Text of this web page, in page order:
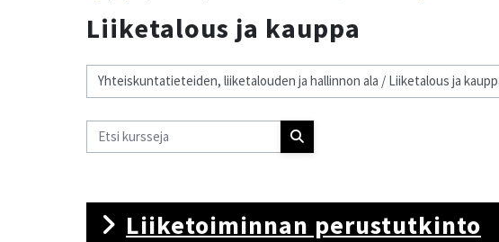
Liiketalous ja kauppa
Kurssikategoriat
Etsi kursseja
Etsi kursseja
Liiketoiminnan perustutkinto